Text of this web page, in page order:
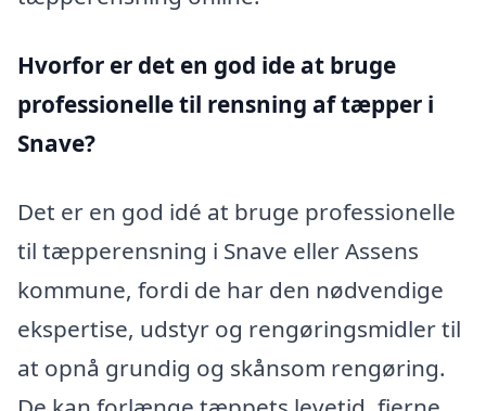
Hvorfor er det en god ide at bruge
professionelle til rensning af tæpper i
Snave?
Det er en god idé at bruge professionelle
til tæpperensning i Snave eller Assens
kommune, fordi de har den nødvendige
ekspertise, udstyr og rengøringsmidler til
at opnå grundig og skånsom rengøring.